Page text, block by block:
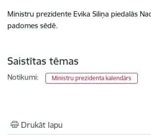
Ministru prezidente Evika Siliņa piedalās
padomes sēdē.
Saistītas tēmas
Notikumi: Ministru prezidenta kalendārs
Drukāt lapu